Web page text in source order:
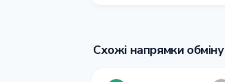
Схожі напрямки обміну